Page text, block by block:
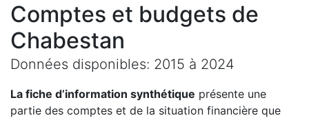
Comptes et budgets de
Chabestan
Données disponibles: 2015 à 2024
La fiche d’information synthétique présente une
partie des comptes et de la situation financière que